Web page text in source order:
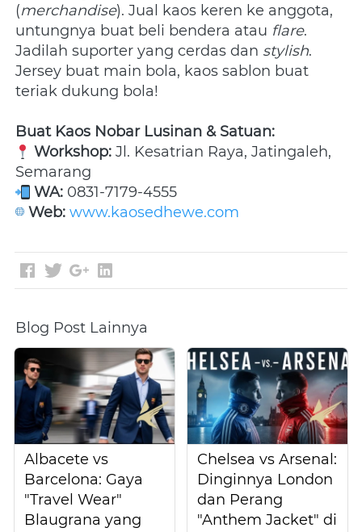
(merchandise). Jual kaos keren ke anggota,
untungnya buat beli bendera atau flare.
Jadilah suporter yang cerdas dan stylish.
Jersey buat main bola, kaos sablon buat
teriak dukung bola!
Buat Kaos Nobar Lusinan & Satuan:
Workshop: Jl. Kesatrian Raya, Jatingaleh,
Semarang
WA: 0831-7179-4555
Web: www.kaosedhewe.com
Blog Post Lainnya
Albacete vs
Barcelona: Gaya
"Travel Wear"
Blaugrana yang
Chelsea vs Arsenal:
Dinginnya London
dan Perang
"Anthem Jacket" di